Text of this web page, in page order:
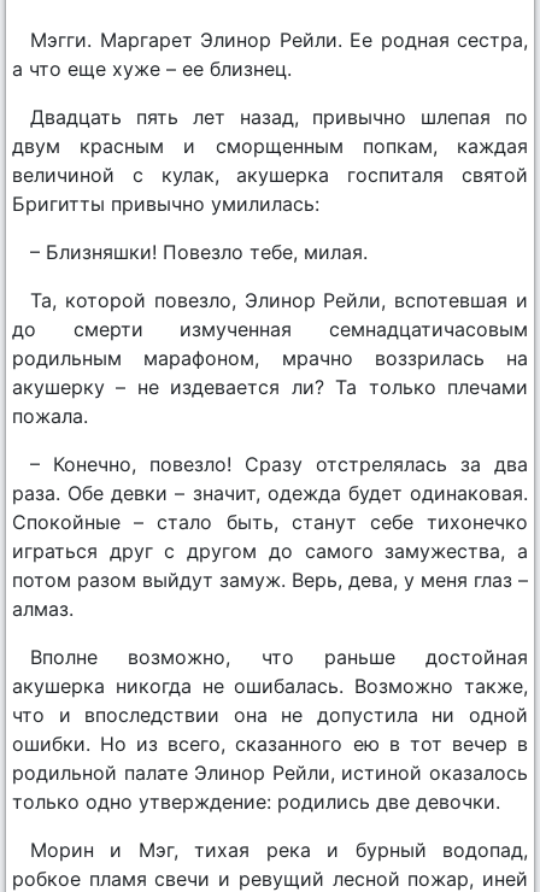
Мэгги. Маргарет Элинор Рейли. Ее родная сестра,
а что еще хуже – ее близнец.
Двадцать пять лет назад, привычно шлепая по
двум красным и сморщенным попкам, каждая
величиной с кулак, акушерка госпиталя святой
Бригитты привычно умилилась:
– Близняшки! Повезло тебе, милая.
Та, которой повезло, Элинор Рейли, вспотевшая и
до смерти измученная семнадцатичасовым
родильным марафоном, мрачно воззрилась на
акушерку – не издевается ли? Та только плечами
пожала.
– Конечно, повезло! Сразу отстрелялась за два
раза. Обе девки – значит, одежда будет одинаковая.
Спокойные – стало быть, станут себе тихонечко
играться друг с другом до самого замужества, а
потом разом выйдут замуж. Верь, дева, у меня глаз –
алмаз.
Вполне возможно, что раньше достойная
акушерка никогда не ошибалась. Возможно также,
что и впоследствии она не допустила ни одной
ошибки. Но из всего, сказанного ею в тот вечер в
родильной палате Элинор Рейли, истиной оказалось
только одно утверждение: родились две девочки.
Морин и Мэг, тихая река и бурный водопад,
робкое пламя свечи и ревущий лесной пожар, иней